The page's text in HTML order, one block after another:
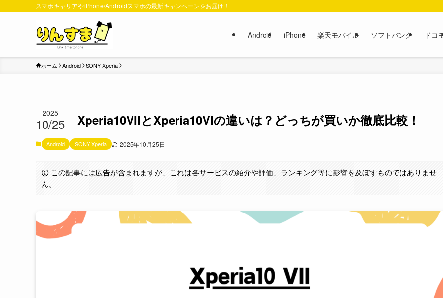
スマホキャリアやiPhone/Androidスマホの最新キャンペーンをお届け！
Android iPhone 楽天モバイル ソフトバンク ドコ
ホーム Android SONY Xperia
Xperia10VIIとXperia10VIの違いは？どっちが買いか徹底比較！
2025
10/25
Android SONY Xperia 2025年10月25日
この記事には広告が含まれますが、これは各サービスの紹介や評価、ランキング等に影響を及ぼすものではありませ
ん。